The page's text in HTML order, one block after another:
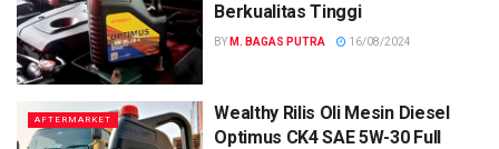
Berkualitas Tinggi
BY M. BAGAS PUTRA 16/08/2024
AFTERMARKET
Wealthy Rilis Oli Mesin Diesel
Optimus CK4 SAE 5W-30 Full